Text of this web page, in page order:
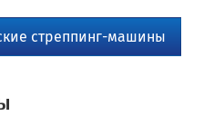
стреппинг-машины